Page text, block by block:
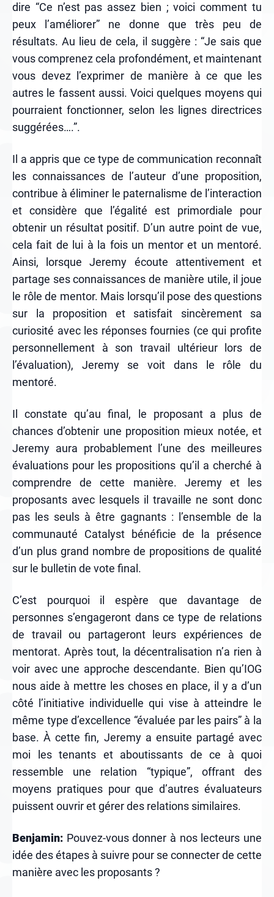
dire “Ce n’est pas assez bien ; voici comment tu
peux l’améliorer” ne donne que très peu de
résultats. Au lieu de cela, il suggère : “Je sais que
vous comprenez cela profondément, et maintenant
vous devez l’exprimer de manière à ce que les
autres le fassent aussi. Voici quelques moyens qui
pourraient fonctionner, selon les lignes directrices
suggérées….”.
Il a appris que ce type de communication reconnaît
les connaissances de l’auteur d’une proposition,
contribue à éliminer le paternalisme de l’interaction
et considère que l’égalité est primordiale pour
obtenir un résultat positif. D’un autre point de vue,
cela fait de lui à la fois un mentor et un mentoré.
Ainsi, lorsque Jeremy écoute attentivement et
partage ses connaissances de manière utile, il joue
le rôle de mentor. Mais lorsqu’il pose des questions
sur la proposition et satisfait sincèrement sa
curiosité avec les réponses fournies (ce qui profite
personnellement à son travail ultérieur lors de
l’évaluation), Jeremy se voit dans le rôle du
mentoré.
Il constate qu’au final, le proposant a plus de
chances d’obtenir une proposition mieux notée, et
Jeremy aura probablement l’une des meilleures
évaluations pour les propositions qu’il a cherché à
comprendre de cette manière. Jeremy et les
proposants avec lesquels il travaille ne sont donc
pas les seuls à être gagnants : l’ensemble de la
communauté Catalyst bénéficie de la présence
d’un plus grand nombre de propositions de qualité
sur le bulletin de vote final.
C’est pourquoi il espère que davantage de
personnes s’engageront dans ce type de relations
de travail ou partageront leurs expériences de
mentorat. Après tout, la décentralisation n’a rien à
voir avec une approche descendante. Bien qu’IOG
nous aide à mettre les choses en place, il y a d’un
côté l’initiative individuelle qui vise à atteindre le
même type d’excellence “évaluée par les pairs” à la
base. À cette fin, Jeremy a ensuite partagé avec
moi les tenants et aboutissants de ce à quoi
ressemble une relation “typique”, offrant des
moyens pratiques pour que d’autres évaluateurs
puissent ouvrir et gérer des relations similaires.
Benjamin: Pouvez-vous donner à nos lecteurs une
idée des étapes à suivre pour se connecter de cette
manière avec les proposants ?